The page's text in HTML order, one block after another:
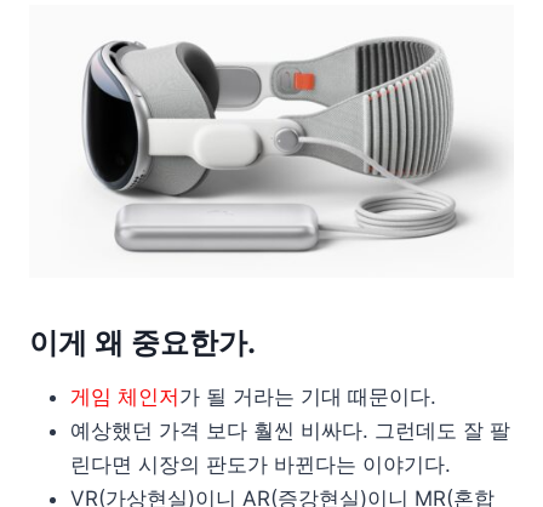
이게 왜 중요한가.
게임 체인저 가 될 거라는 기대 때문이다.
예상했던 가격 보다 훨씬 비싸다. 그런데도 잘 팔
린다면 시장의 판도가 바뀐다는 이야기다.
VR(가상현실)이니 AR(증강현실)이니 MR(혼합